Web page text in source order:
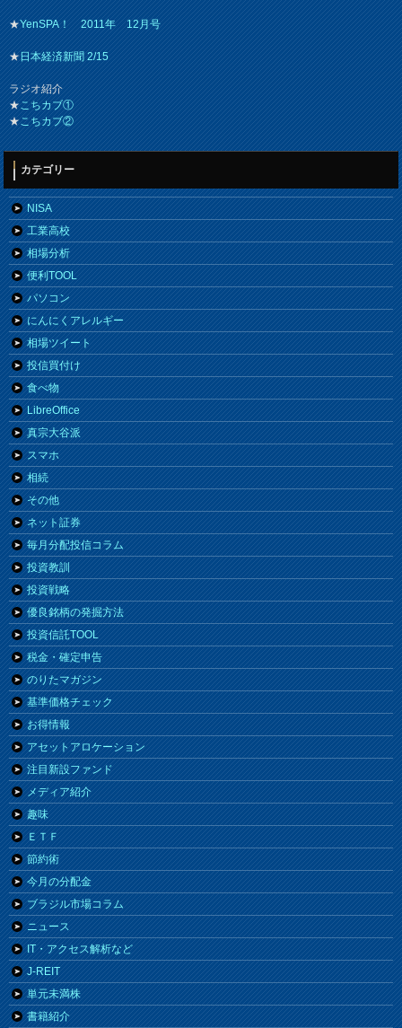
★YenSPA！ 2011年 12月号
★日本経済新聞 2/15
ラジオ紹介
★こちカブ①
★こちカブ②
カテゴリー
NISA
工業高校
相場分析
便利TOOL
パソコン
にんにくアレルギー
相場ツイート
投信買付け
食べ物
LibreOffice
真宗大谷派
スマホ
相続
その他
ネット証券
毎月分配投信コラム
投資教訓
投資戦略
優良銘柄の発掘方法
投資信託TOOL
税金・確定申告
のりたマガジン
基準価格チェック
お得情報
アセットアロケーション
注目新設ファンド
メディア紹介
趣味
ＥＴＦ
節約術
今月の分配金
ブラジル市場コラム
ニュース
IT・アクセス解析など
J-REIT
単元未満株
書籍紹介